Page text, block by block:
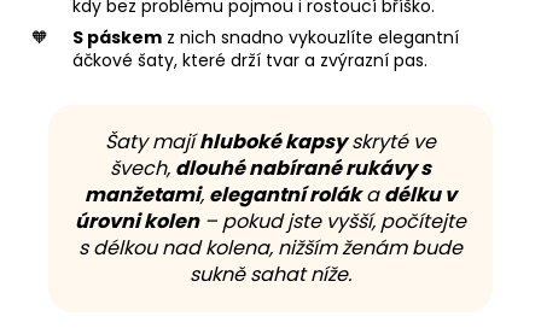
kdy bez problému pojmou i rostoucí bříško.
S páskem z nich snadno vykouzlíte elegantní
áčkové šaty, které drží tvar a zvýrazní pas.
Šaty majíhluboké kapsyskryté ve
švech, dlouhé nabírané rukávy s
manžetami, elegantní rolákadélku v
úrovni kolen– pokud jste vyšší, počítejte
s délkou nad kolena, nižším ženám bude
sukně sahat níže.